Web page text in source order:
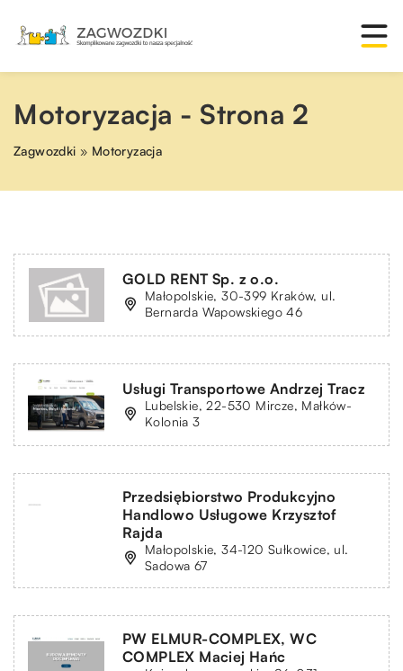
Motoryzacja - Strona 2
Zagwozdki » Motoryzacja
GOLD RENT Sp. z o.o.
Małopolskie, 30-399 Kraków, ul.
Bernarda Wapowskiego 46
Usługi Transportowe Andrzej Tracz
Lubelskie, 22-530 Mircze, Małków-
Kolonia 3
Przedsiębiorstwo Produkcyjno
Handlowo Usługowe Krzysztof
Rajda
Małopolskie, 34-120 Sułkowice, ul.
Sadowa 67
PW ELMUR-COMPLEX, WC
COMPLEX Maciej Hańc